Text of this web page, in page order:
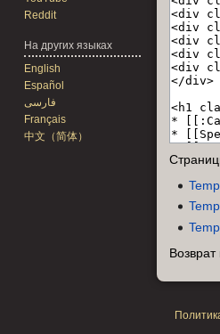
Возврат
Reddit
На других языках
English
Español
فارسی
Français
中文（简体）